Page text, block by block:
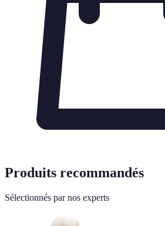
Produits recommandés
Sélectionnés par nos experts